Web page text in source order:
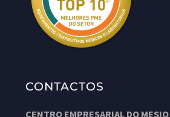
CONTACTOS
CENTRO EMPRESARIAL DO MESIO